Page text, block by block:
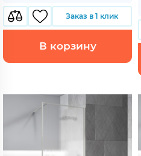
Заказ в 1 клик
В корзину